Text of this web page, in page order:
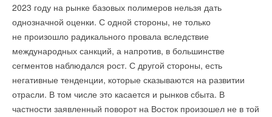
2023 году на рынке базовых полимеров нельзя дать
однозначной оценки. С одной стороны, не только
не произошло радикального провала вследствие
международных санкций, а напротив, в большинстве
сегментов наблюдался рост. С другой стороны, есть
негативные тенденции, которые сказываются на развитии
отрасли. В том числе это касается и рынков сбыта. В
частности заявленный поворот на Восток произошел не в той
что согласовывает проект постановления
в представленной редакции», — говорится в отзыве
на проект постановления правительства, который был
подготовлен Минпромторгом.
Так, согласно информации в проекте, эксперимент
предлагается провести «с 1 апреля 2024 года по 28
февраля 2025 года», а необходимые для этого коды